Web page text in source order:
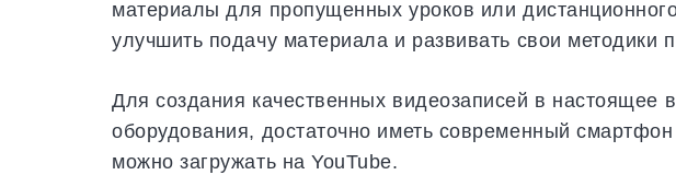
материалы для пропущенных уроков или
улучшить подачу материала и развивать свои методики
Для создания качественных видеозаписей в настоящее
оборудования, достаточно иметь современный
можно загружать на YouTube.